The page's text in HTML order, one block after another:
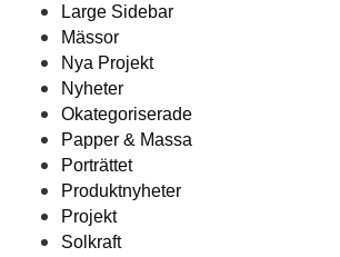
Large Sidebar
Mässor
Nya Projekt
Nyheter
Okategoriserade
Papper & Massa
Porträttet
Produktnyheter
Projekt
Solkraft